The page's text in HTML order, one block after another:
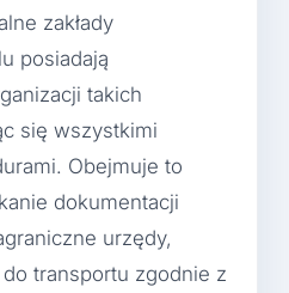
zakłady
posiadają
takich
się wszystkimi
Obejmuje to
dokumentacji
urzędy,
transportu zgodnie z